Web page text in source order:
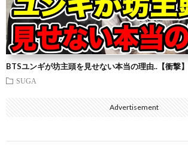
BTSユンギが坊主頭を見せない本当の理由..【衝撃】
SUGA
Advertisement